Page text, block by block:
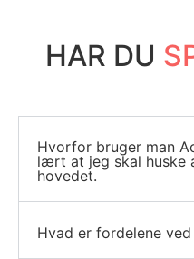
HAR DU
Hvorfor bruger man
lært at jeg skal huske
hovedet.
Hvad er fordelene